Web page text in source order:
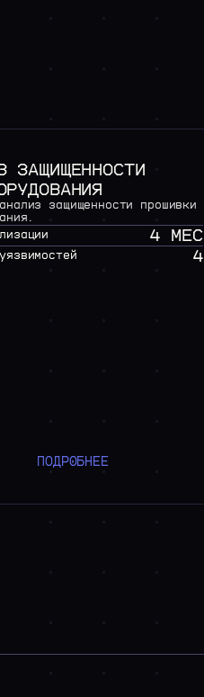
ЗАЩИЩЕННОСТИ
защищенности прошивки
4 МЕС
4
ПОДРОБНЕЕ